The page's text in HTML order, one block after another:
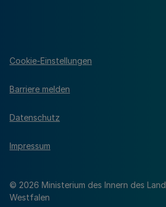
© 2026 Ministerium des Innern des
Westfalen
Cookie-Einstellungen
Barriere melden
Datenschutz
Impressum